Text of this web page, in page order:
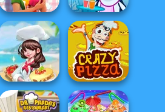
Delicious -
Emily's New
Beginn...
Penguin Cafe